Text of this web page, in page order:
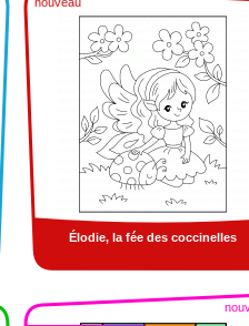
Élodie, la fée des coccinelles